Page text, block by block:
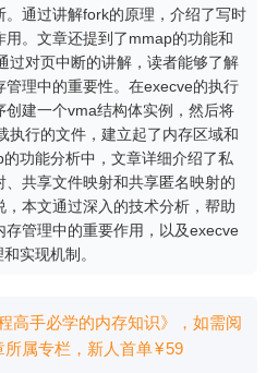
通过讲解fork的原理，介绍了写时
。文章还提到了mmap的功能和
过对页中断的讲解，读者能够了解
理中的重要性。在execve的执行
建一个vma结构体实例，然后将
执行的文件，建立起了内存区域和
功能分析中，文章详细介绍了私
共享文件映射和共享匿名映射的
，本文通过深入的技术分析，帮助
管理中的重要作用，以及execve
实现机制。
高手必学的内存知识》，如需阅
所属专栏 ，新⼈⾸单¥59